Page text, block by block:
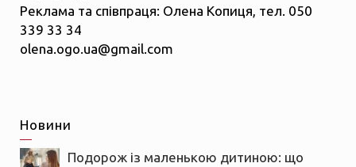
Реклама та співпраця: Олена Копиця, тел. 050
339 33 34
olena.ogo.ua@gmail.com
Новини
Подорож із маленькою дитиною: що